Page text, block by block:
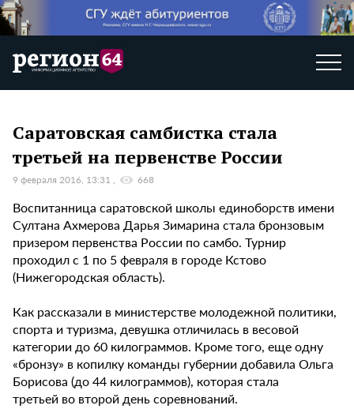
Саратовская самбистка стала
третьей на первенстве России
9 февраля 2016, 13:31 668
Воспитанница саратовской школы единоборств имени
Султана Ахмерова Дарья Зимарина стала бронзовым
призером первенства России по самбо. Турнир
проходил с 1 по 5 февраля в городе Кстово
(Нижегородская область).
Как рассказали в министерстве молодежной политики,
спорта и туризма, девушка отличилась в весовой
категории до 60 килограммов. Кроме того, еще одну
«бронзу» в копилку команды губернии добавила Ольга
Борисова (до 44 килограммов), которая стала
третьей во второй день соревнований.